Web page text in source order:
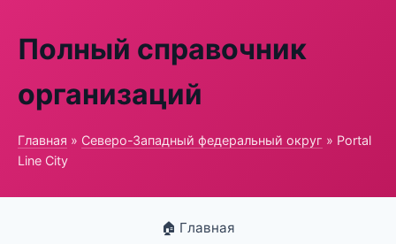
Полный справочник
организаций
Главная » Северо-Западный федеральный округ » Portal
Line City
🏠 Главная